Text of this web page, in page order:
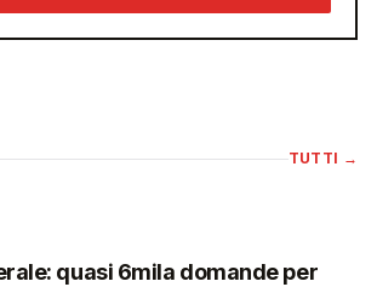
TUTTI →
quasi 6mila domande per